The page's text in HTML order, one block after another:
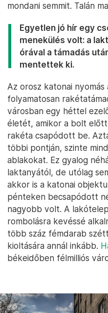
mondani semmit. Talán
Egyetlen jó hír egy
menekülés volt: a
órával a támadás
mentettek ki.
Az orosz katonai
folyamatosan
városban egy héttel
életét, amikor a bolt
rakéta csapódott be.
többi pontján, szinte
ablakokat. Ez gyalog
laktanyától, de utólag
akkor is a katonai
pénteken becsapódott
nagyobb volt. A
rombolásra kevéssé
több száz fémdarab
kioltására annál inkább.
békeidőben félmilliós